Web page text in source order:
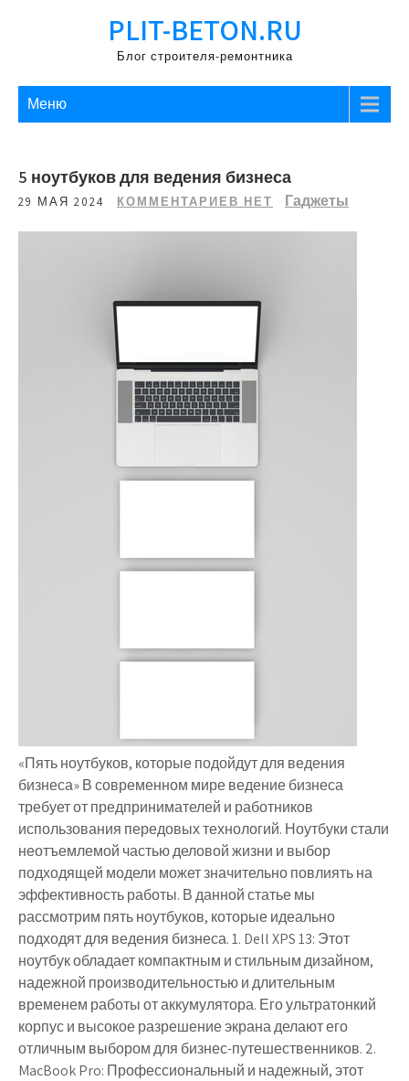
PLIT-BETON.RU
Блог строителя-ремонтника
Меню
5 ноутбуков для ведения бизнеса
29 МАЯ 2024 КОММЕНТАРИЕВ НЕТ Гаджеты
«Пять ноутбуков, которые подойдут для ведения
бизнеса» В современном мире ведение бизнеса
требует от предпринимателей и работников
использования передовых технологий. Ноутбуки стали
неотъемлемой частью деловой жизни и выбор
подходящей модели может значительно повлиять на
эффективность работы. В данной статье мы
рассмотрим пять ноутбуков, которые идеально
подходят для ведения бизнеса. 1. Dell XPS 13: Этот
ноутбук обладает компактным и стильным дизайном,
надежной производительностью и длительным
временем работы от аккумулятора. Его ультратонкий
корпус и высокое разрешение экрана делают его
отличным выбором для бизнес-путешественников. 2.
MacBook Pro: Профессиональный и надежный, этот